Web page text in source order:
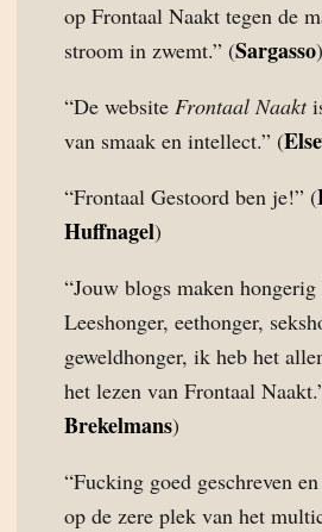
op Frontaal Naakt tegen de
stroom in zwemt.” (Sargasso)
“De website Frontaal Naakt
van smaak en intellect.” (
“Frontaal Gestoord ben je!” (
Huffnagel)
“Jouw blogs maken hongerig
Leeshonger, eethonger,
geweldhonger, ik heb het
het lezen van Frontaal
Brekelmans)
“Fucking goed geschreven
op de zere plek van het